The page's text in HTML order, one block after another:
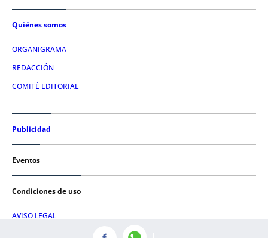
Quiénes somos
ORGANIGRAMA
REDACCIÓN
COMITÉ EDITORIAL
Publicidad
Eventos
Condiciones de uso
AVISO LEGAL